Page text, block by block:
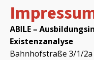
ABILE –
Existenzanalyse
Bahnhofstraße 3/1/2a